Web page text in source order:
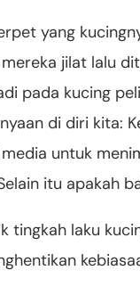
yang
jilat lalu
pada kucing
di diri kita:
untuk
itu apakah
tingkah laku